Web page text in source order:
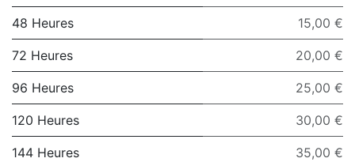
48 Heures 15,00 €
72 Heures 20,00 €
96 Heures 25,00 €
120 Heures 30,00 €
144 Heures 35,00 €